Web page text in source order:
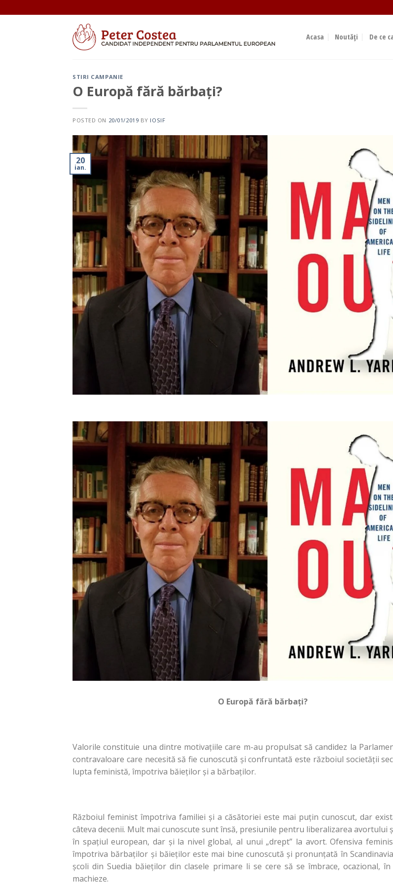
to
Acasa Noutăți De ce
STIRI CAMPANIE
O Europă fără bărbați?
POSTED ON 20/01/2019 BY IOSIF
20
ian.
O Europă fără bărbați?
Valorile constituie una dintre motivațiile care m-au propulsat să candidez la
contravaloare care necesită să fie cunoscută și confruntată este războiul societății
lupta feministă, împotriva băieților și a bărbaților.
Războiul feminist împotriva familiei și a căsătoriei este mai puțin cunoscut, dar
câteva decenii. Mult mai cunoscute sunt însă, presiunile pentru liberalizarea avortului
în spațiul european, dar și la nivel global, al unui „drept” la avort. Ofensiva
împotriva bărbaților și băieților este mai bine cunoscută și pronunțată în
școli din Suedia băieților din clasele primare li se cere să se îmbrace, ocazional,
machieze.